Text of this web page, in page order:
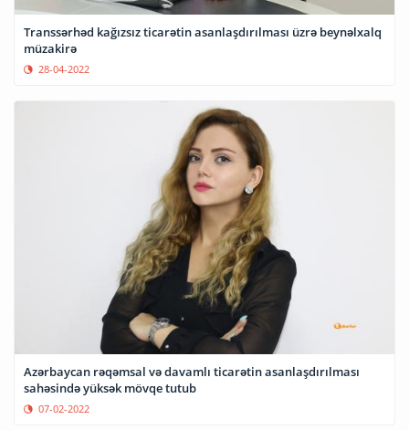
Transsərhəd kağızsız ticarətin asanlaşdırılması üzrə beynəlxalq
müzakirə
28-04-2022
Azərbaycan rəqəmsal və davamlı ticarətin asanlaşdırılması
sahəsində yüksək mövqe tutub
07-02-2022